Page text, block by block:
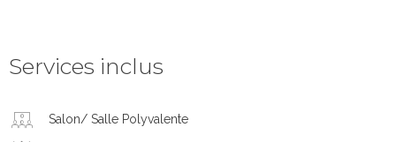
Services inclus
Salon/ Salle Polyvalente